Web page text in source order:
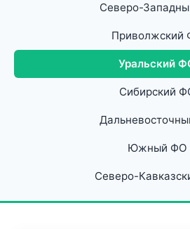
Северо-
Приволжский
Уральский
Сибирский
Южный ФО
Северо-